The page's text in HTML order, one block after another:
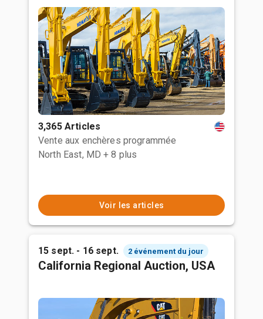
3,365 Articles
Vente aux enchères programmée
North East, MD + 8 plus
Voir les articles
15 sept. - 16 sept. 2 événement du jour
California Regional Auction, USA